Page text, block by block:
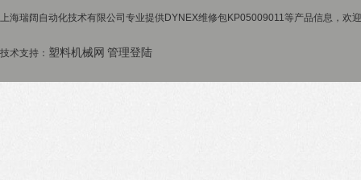
上海瑞阔自动化技术有限公司专业提供DYNEX维修包KP05009011等产品信息，欢
技术支持： 塑料机械网 管理登陆